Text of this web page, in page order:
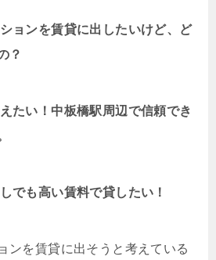
ョンを賃貸に出したいけど、ど
？
たい！中板橋駅周辺で信頼でき
でも高い賃料で貸したい！
ンを賃貸に出そうと考えている